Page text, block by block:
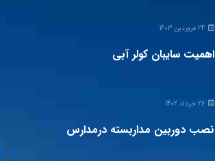
24 فروردین 1403
اهمیت سایبان کولر آبی
26 خرداد 1402
نصب دوربین مداربسته درمدارس